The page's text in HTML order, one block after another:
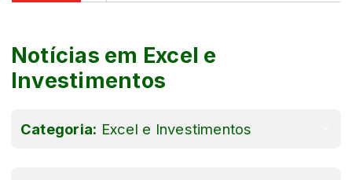
Notícias em Excel e
Investimentos
Categoria: Excel e Investimentos